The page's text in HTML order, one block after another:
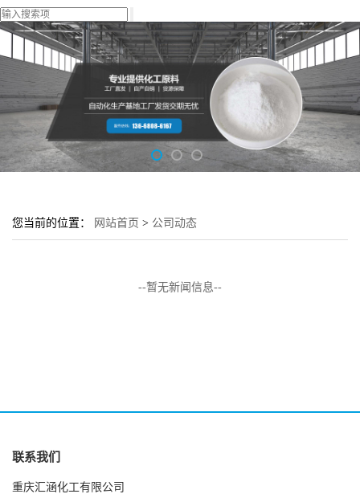
您当前的位置： 网站首页 > 公司动态
--暂无新闻信息--
联系我们
重庆汇涵化工有限公司